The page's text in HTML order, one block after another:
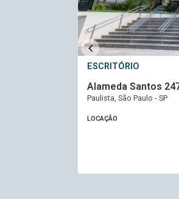
ESCRITÓRIO
Alameda Santos
Paulista, São Paulo - SP
LOCAÇÃO